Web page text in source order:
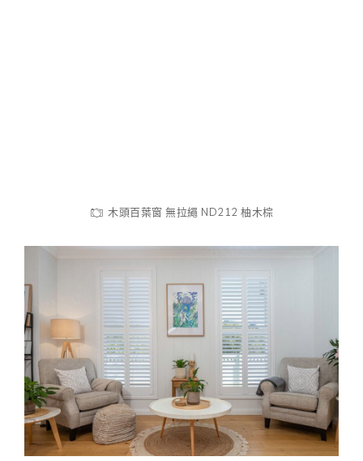
木頭百葉窗 無拉繩 ND212 柚木棕